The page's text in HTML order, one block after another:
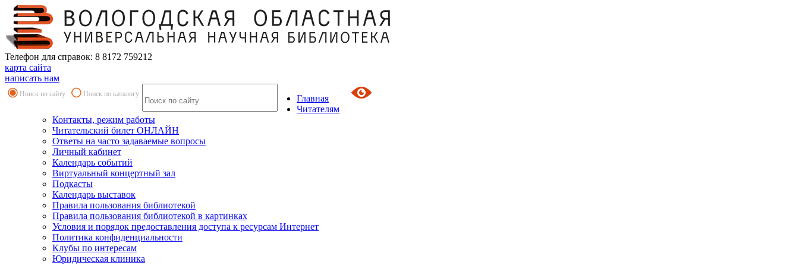
Телефон для справок: 8 8172 759212
карта сайта
написать нам
Поиск по сайту Поиск по каталогу
Главная
Читателям
Контакты, режим работы
Читательский билет ОНЛАЙН
Ответы на часто задаваемые вопросы
Личный кабинет
Календарь событий
Виртуальный концертный зал
Подкасты
Календарь выставок
Правила пользования библиотекой
Правила пользования библиотекой в картинках
Условия и порядок предоставления доступа к ресурсам Интернет
Политика конфиденциальности
Клубы по интересам
Юридическая клиника